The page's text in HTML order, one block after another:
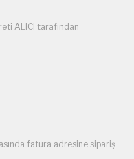
ALICI tarafından
fatura adresine sipariş